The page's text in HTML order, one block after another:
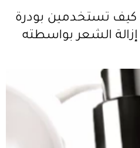
كيف تستخدمين بودرة
الشعر بواسطته